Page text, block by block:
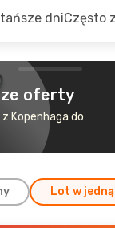
dniCzęsto
oferty
Kopenhaga do
Lot w